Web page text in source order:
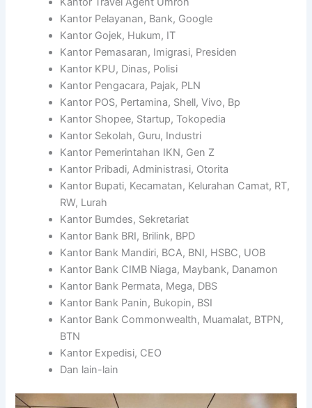
Kantor Pelayanan, Bank, Google
Kantor Gojek, Hukum, IT
Kantor Pemasaran, Imigrasi, Presiden
Kantor KPU, Dinas, Polisi
Kantor Pengacara, Pajak, PLN
Kantor POS, Pertamina, Shell, Vivo, Bp
Kantor Shopee, Startup, Tokopedia
Kantor Sekolah, Guru, Industri
Kantor Pemerintahan IKN, Gen Z
Kantor Pribadi, Administrasi, Otorita
Kantor Bupati, Kecamatan, Kelurahan Camat, RT,
RW, Lurah
Kantor Bumdes, Sekretariat
Kantor Bank BRI, Brilink, BPD
Kantor Bank Mandiri, BCA, BNI, HSBC, UOB
Kantor Bank CIMB Niaga, Maybank, Danamon
Kantor Bank Permata, Mega, DBS
Kantor Bank Panin, Bukopin, BSI
Kantor Bank Commonwealth, Muamalat, BTPN,
BTN
Kantor Expedisi, CEO
Dan lain-lain